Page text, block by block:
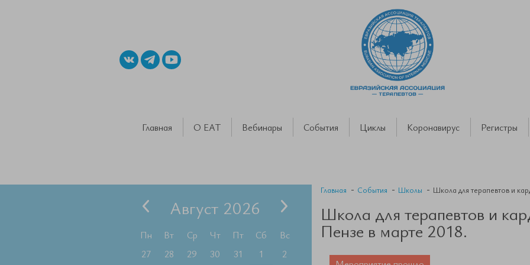
Главная О ЕАТ Вебинары События Циклы Коронавирус Регистры
Август 2026
Пн Вт Ср Чт Пт Сб
Вс
27
28 29 30 31 1
2
Главная События Школы Школа для терапевтов и
Школа для терапевтов и
Пензе в марте 2018.